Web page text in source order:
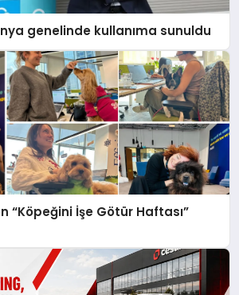
genelinde kullanıma sunuldu
“Köpeğini İşe Götür Haftası”